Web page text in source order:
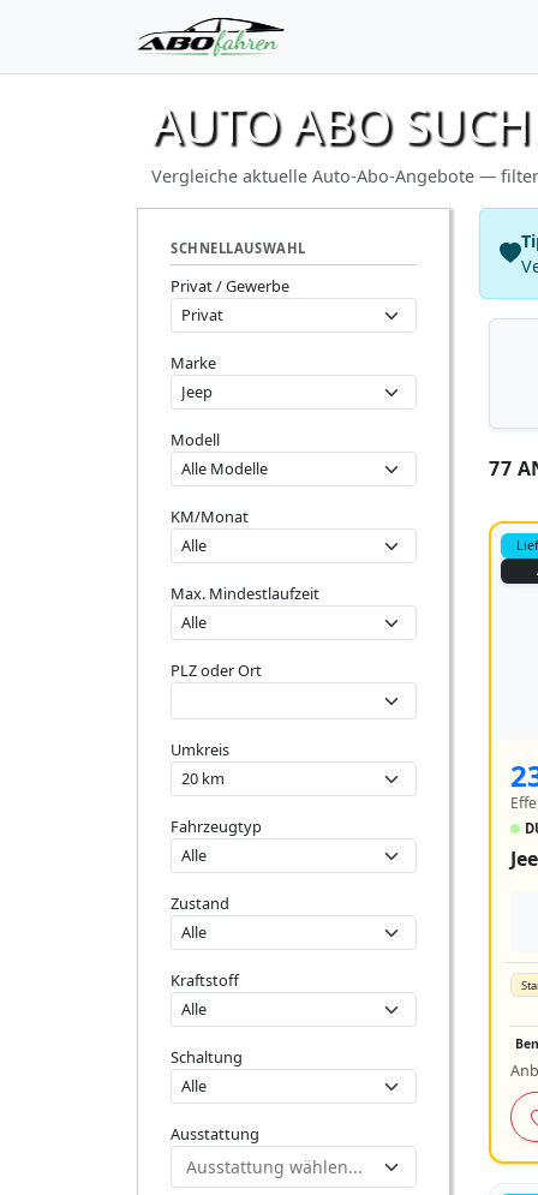
AUTO ABO
Vergleiche aktuelle Auto-Abo-Angebote —
SCHNELLAUSWAHL
Privat / Gewerbe
Marke
Modell
KM/Monat
Max. Mindestlaufzeit
PLZ oder Ort
Umkreis
Fahrzeugtyp
Zustand
Kraftstoff
Schaltung
Ausstattung
77